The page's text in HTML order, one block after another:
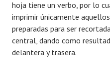
hoja tiene un verbo, por lo
imprimir únicamente
preparadas para ser
central, dando como
delantera y trasera.